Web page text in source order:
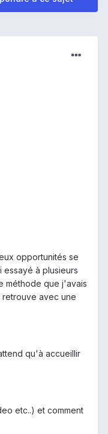
opportunités se
à plusieurs
méthode que j'avais
retrouve avec une
qu'à accueillir
etc..) et comment